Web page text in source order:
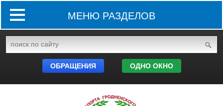
МЕНЮ РАЗДЕЛОВ
ОБРАЩЕНИЯ ОДНО ОКНО